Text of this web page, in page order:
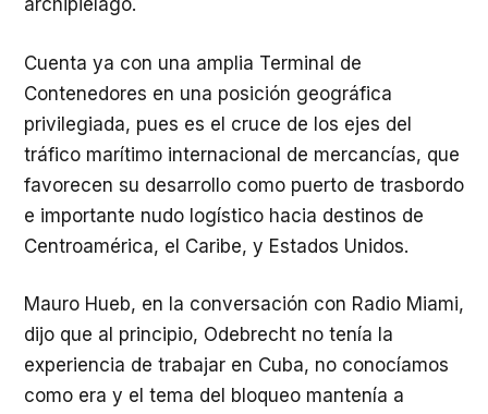
archipiélago.
Cuenta ya con una amplia Terminal de
Contenedores en una posición geográfica
privilegiada, pues es el cruce de los ejes del
tráfico marítimo internacional de mercancías, que
favorecen su desarrollo como puerto de trasbordo
e importante nudo logístico hacia destinos de
Centroamérica, el Caribe, y Estados Unidos.
Mauro Hueb, en la conversación con Radio Miami,
dijo que al principio, Odebrecht no tenía la
experiencia de trabajar en Cuba, no conocíamos
como era y el tema del bloqueo mantenía a